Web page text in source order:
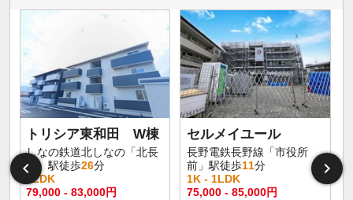
トリシア東和田 W棟
しなの鉄道北しなの「北長
野」駅徒歩26分
1LDK
79,000 - 83,000円
セルメイユール
長野電鉄長野線「市役所
前」駅徒歩11分
1K - 1LDK
75,000 - 85,000円